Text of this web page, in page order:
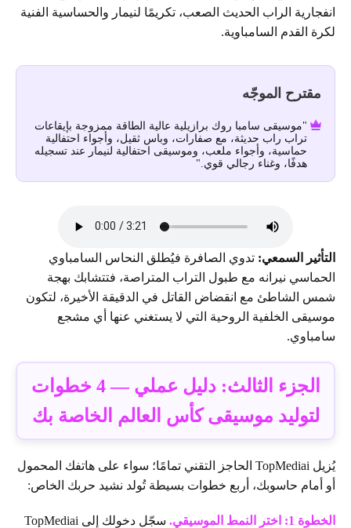
انفجارية الراب الحديث الصعب، تكريمًا لنيمار والحساسية الفنية
لكرة القدم السامباوية.
مقترح الموجّه
"موسيقى سامبا روك برازيلية عالية الطاقة ممزوجة بإيقاعات
تراب راب حديثة، مع صفارات، وباس ثقيل، وأجواء احتفالية
حماسية، وأجواء ملعب، وموسيقى احتفالية لنيمار عند تسجيله
هدفًا، وغناء رجالي قوي."
التأثير السمعي: تدوي الصافرة فيُطلق النحاس السامباوي
الحماسي نيرانه مع طبول التراب المتراصة، فتتشابك بهجة
شمس الشاطئ مع انقضاض القاتل في الدقيقة الأخيرة، لتكون
موسيقى الخلفية الروحية التي لا يستغني عنها أي مشجع
سامباوي.
الجزء الثالث: دليل عملي — 4 خطوات
لتوليد موسيقى كأس العالم الخاصة بك
يُزيل TopMediai الحاجز التقني تمامًا؛ سواء على هاتفك المحمول
أو أمام حاسوبك، أربع خطوات بسيطة تُولد نشيد حربك الخاص:
الخطوة 1: اختر النمط الموسيقي.
سجّل دخولك إلى TopMediai